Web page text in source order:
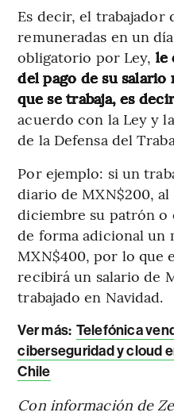
Es decir, el trabajador
remuneradas en un
obligatorio por Ley, le
del pago de su salario
que se trabaja, es
acuerdo con la Ley y
de la Defensa del
Por ejemplo: si un
diario de MXN$200,
diciembre su patrón o
de forma adicional un
MXN$400, por lo que
recibirá un salario de
trabajado en Navidad.
Ver más: Telefónica
ciberseguridad y cloud
Chile
Con información de